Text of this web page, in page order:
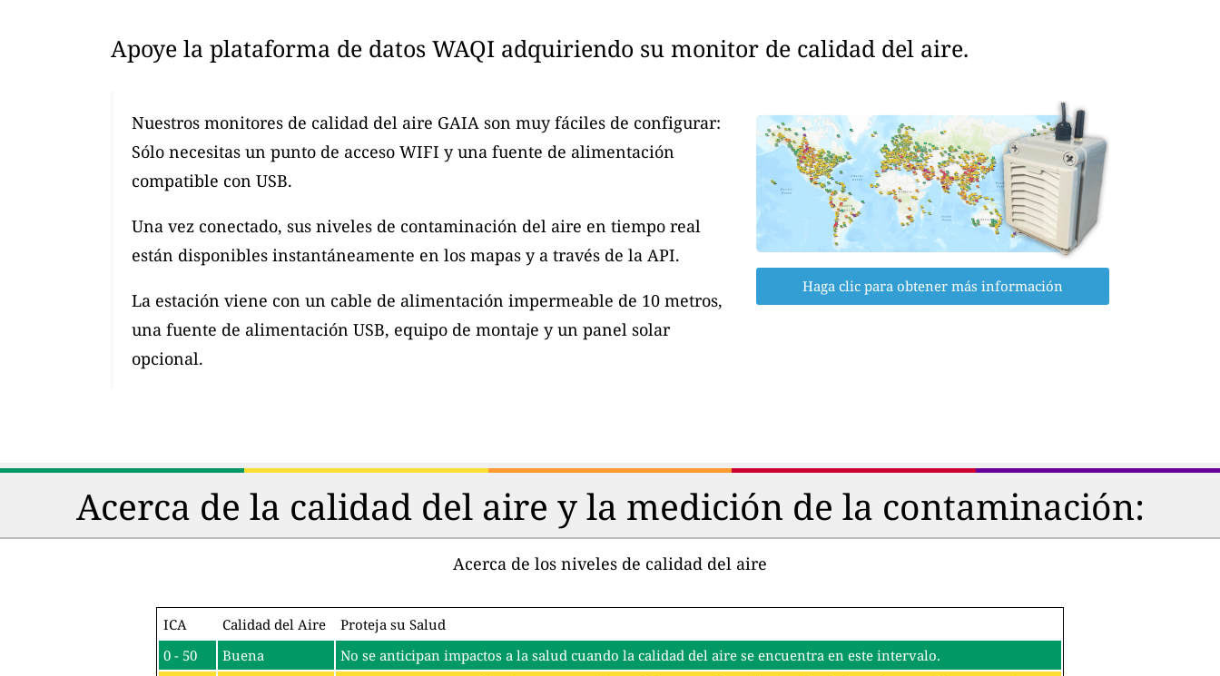
Apoye la plataforma de datos WAQI adquiriendo su monitor de calidad del aire.
Nuestros monitores de calidad del aire GAIA son muy fáciles de configurar:
Sólo necesitas un punto de acceso WIFI y una fuente de alimentación
compatible con USB.
Una vez conectado, sus niveles de contaminación del aire en tiempo real
están disponibles instantáneamente en los mapas y a través de la API.
La estación viene con un cable de alimentación impermeable de 10 metros,
una fuente de alimentación USB, equipo de montaje y un panel solar
opcional.
Haga clic para obtener más información
Acerca de la calidad del aire y la medición de la contaminación:
Acerca de los niveles de calidad del aire
ICA Calidad del Aire
Proteja su Salud
0 - 50
Buena No se anticipan impactos a la salud cuando la calidad del aire se encuentra en este intervalo.